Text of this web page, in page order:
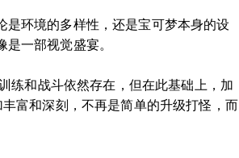
是环境的多样性，还是宝可梦本身的设
一部视觉盛宴。
练和战斗依然存在，但在此基础上，加
富和深刻，不再是简单的升级打怪，而